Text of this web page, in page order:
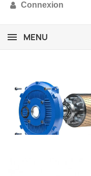
Connexion
MENU